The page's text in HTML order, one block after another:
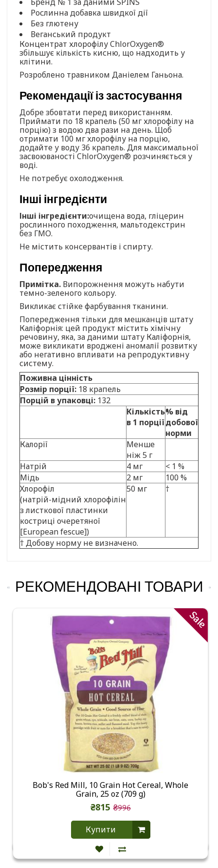
Рослинна добавка швидкої дії
Без глютену
Веганський продукт
Концентрат хлорофілу ChlorOxygen®
збільшує кількість кисню, що надходить у
клітини.
Розроблено травником Даніелем Ганьона.
Рекомендації із застосування
Добре збовтати перед використанням.
Приймати по 18 крапель (50 мг хлорофілу на
порцію) з водою два рази на день. Щоб
отримати 100 мг хлорофілу на порцію,
додайте у воду 36 крапель. Для максимальної
засвоюваності ChlorOxygen® розчиняється у
воді.
Не потребує охолодження.
Інші інгредієнти
Інші інгредієнти:очищена вода, гліцерин
рослинного походження, мальтодекстрин
без ГМО.
Не містить консервантів і спирту.
Попередження
Примітка. Випорожнення можуть набути
темно-зеленого кольору.
Викликає стійке фарбування тканини.
Попередження тільки для мешканців штату
Каліфорнія: цей продукт містить хімічну
речовину, яка, за даними штату Каліфорнія,
може викликати вроджені аномалії розвитку
або негативно впливати на репродуктивну
систему.
Поживна цінність
Розмір порції: 18 крапель
Порцій в упаковці: 132
Кількість
в 1 порції
% від
добової
норми
Калорії
Менше
ніж 5 г
Натрій
4 мг
< 1 %
Мідь
2 мг
100 %
Хлорофіл
(натрій-мідний хлорофілін
з листкової пластинки
костриці очеретяної
[European fescue])
50 мг †
† Добову норму не визначено.
РЕКОМЕНДОВАНІ ТОВАРИ
Sale
Bob's Red Mill, 10 Grain Hot Cereal, Whole
Grain, 25 oz (709 g)
₴815 ₴996
Купити